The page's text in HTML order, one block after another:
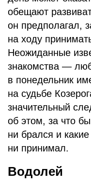
обещают
он предполагал,
на ходу
Неожиданные
знакомства —
в понедельник
на судьбе
значительный
об этом, за что
ни брался и
ни принимал.
Водолей